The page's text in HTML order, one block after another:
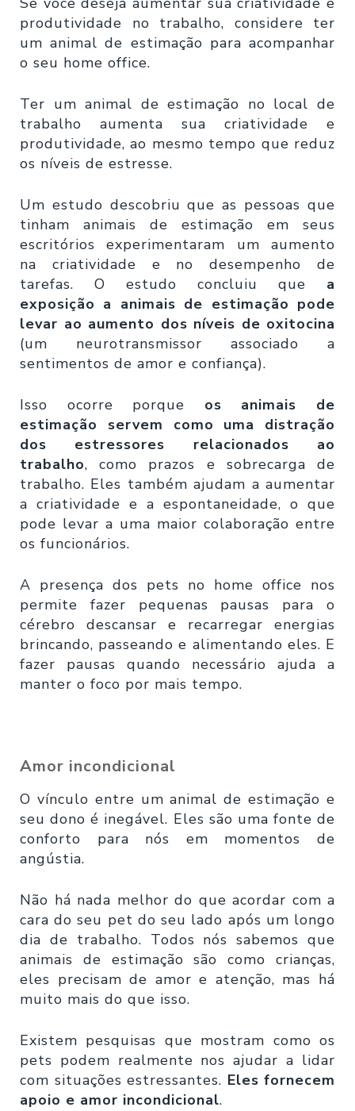
produtividade no trabalho, considere ter
um animal de estimação para acompanhar
o seu home office.
Ter um animal de estimação no local de
trabalho aumenta sua criatividade e
produtividade, ao mesmo tempo que reduz
os níveis de estresse.
Um estudo descobriu que as pessoas que
tinham animais de estimação em seus
escritórios experimentaram um aumento
na criatividade e no desempenho de
tarefas. O estudo concluiu que a
exposição a animais de estimação pode
levar ao aumento dos níveis de oxitocina
(um neurotransmissor associado a
sentimentos de amor e confiança).
Isso ocorre porque os animais de
estimação servem como uma distração
dos estressores relacionados ao
trabalho, como prazos e sobrecarga de
trabalho. Eles também ajudam a aumentar
a criatividade e a espontaneidade, o que
pode levar a uma maior colaboração entre
os funcionários.
A presença dos pets no home office nos
permite fazer pequenas pausas para o
cérebro descansar e recarregar energias
brincando, passeando e alimentando eles. E
fazer pausas quando necessário ajuda a
manter o foco por mais tempo.
Amor incondicional
O vínculo entre um animal de estimação e
seu dono é inegável. Eles são uma fonte de
conforto para nós em momentos de
angústia.
Não há nada melhor do que acordar com a
cara do seu pet do seu lado após um longo
dia de trabalho. Todos nós sabemos que
animais de estimação são como crianças,
eles precisam de amor e atenção, mas há
muito mais do que isso.
Existem pesquisas que mostram como os
pets podem realmente nos ajudar a lidar
com situações estressantes. Eles fornecem
apoio e amor incondicional.